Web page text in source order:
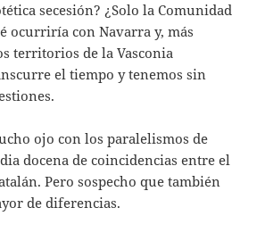
secesión? ¿Solo la Comunidad
ocurriría con Navarra y, más
territorios de la Vasconia
el tiempo y tenemos sin
ojo con los paralelismos de
docena de coincidencias entre el
Pero sospecho que también
de diferencias.